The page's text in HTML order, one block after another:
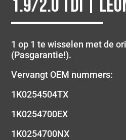
1.9/2.0 TDI |
1 op 1 te wisselen met de
(Pasgarantie!).
Vervangt OEM nummers:
1K0254504TX
1K0254700EX
1K0254700NX